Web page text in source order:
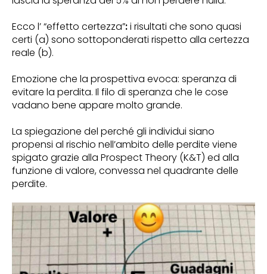
Ecco l’ “effetto certezza”:i risultati che sono quasi
certi (a) sono sottoponderati rispetto alla certezza
reale (b).
Emozione che la prospettiva evoca: speranza di
evitare la perdita. Il filo di speranza che le cose
vadano bene appare molto grande.
La spiegazione del perché gli individui siano
propensi al rischio nell’ambito delle perdite viene
spigato grazie alla Prospect Theory (K&T) ed alla
funzione di valore, convessa nel quadrante delle
perdite.